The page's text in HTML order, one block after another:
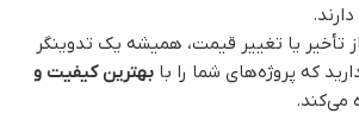
تأخیر یا تغییر قیمت، همیشه یک تدوینگر
که پروژه‌های شما را با بهترین کیفیت و
می‌کند.